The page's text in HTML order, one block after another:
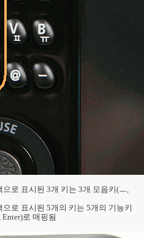
로 표시된 3개 키는 3개 모음키(ㅡ,
로 표시된 5개의 키는 5개의 기능키
Enter)로 매핑됨